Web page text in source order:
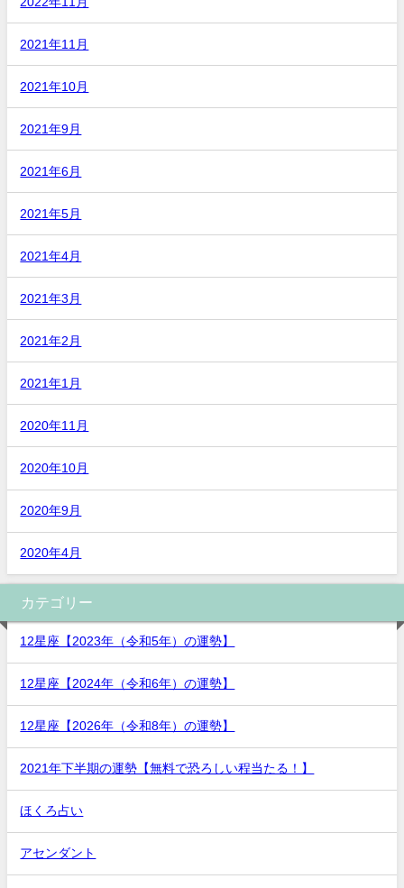
2021年11月
2021年10月
2021年9月
2021年6月
2021年5月
2021年4月
2021年3月
2021年2月
2021年1月
2020年11月
2020年10月
2020年9月
2020年4月
カテゴリー
12星座【2023年（令和5年）の運勢】
12星座【2024年（令和6年）の運勢】
12星座【2026年（令和8年）の運勢】
2021年下半期の運勢【無料で恐ろしい程当たる！】
ほくろ占い
アセンダント